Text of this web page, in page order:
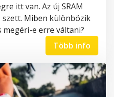
itt van. Az új SRAM
Miben különbözik
megéri-e erre váltani?
Több info